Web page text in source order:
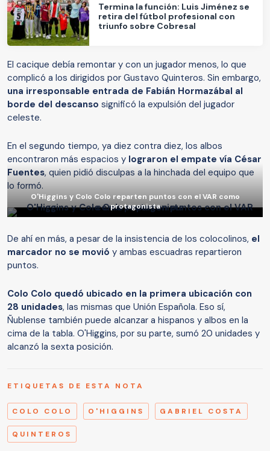
Termina la función: Luis Jiménez se
retira del fútbol profesional con
triunfo sobre Cobresal
El cacique debía remontar y con un jugador menos, lo que
complicó a los dirigidos por Gustavo Quinteros. Sin embargo,
una irresponsable entrada de Fabián Hormazábal al
borde del descanso significó la expulsión del jugador
celeste.
En el segundo tiempo, ya diez contra diez, los albos
encontraron más espacios y lograron el empate vía César
Fuentes, quien pidió disculpas a la hinchada del equipo que
lo formó.
O'Higgins y Colo Colo reparten puntos con el VAR como
protagonista
De ahí en más, a pesar de la insistencia de los colocolinos, el
marcador no se movió y ambas escuadras repartieron
puntos.
Colo Colo quedó ubicado en la primera ubicación con
28 unidades, las mismas que Unión Española. Eso sí,
Ñublense también puede alcanzar a hispanos y albos en la
cima de la tabla. O'Higgins, por su parte, sumó 20 unidades y
alcanzó la sexta posición.
ETIQUETAS DE ESTA NOTA
COLO COLO O'HIGGINS GABRIEL COSTA
QUINTEROS